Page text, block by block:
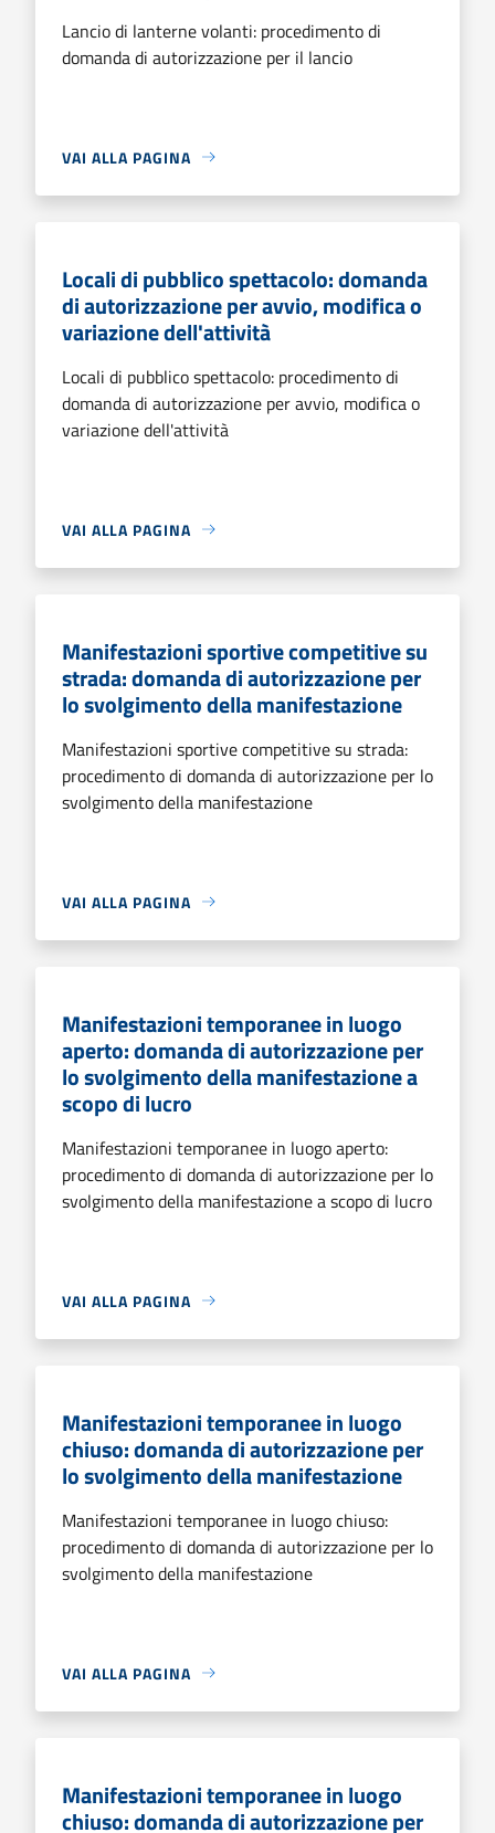
Lancio di lanterne volanti: procedimento di
domanda di autorizzazione per il lancio
VAI ALLA PAGINA
Locali di pubblico spettacolo: domanda
di autorizzazione per avvio, modifica o
variazione dell'attività
Locali di pubblico spettacolo: procedimento di
domanda di autorizzazione per avvio, modifica o
variazione dell'attività
VAI ALLA PAGINA
Manifestazioni sportive competitive su
strada: domanda di autorizzazione per
lo svolgimento della manifestazione
Manifestazioni sportive competitive su strada:
procedimento di domanda di autorizzazione per lo
svolgimento della manifestazione
VAI ALLA PAGINA
Manifestazioni temporanee in luogo
aperto: domanda di autorizzazione per
lo svolgimento della manifestazione a
scopo di lucro
Manifestazioni temporanee in luogo aperto:
procedimento di domanda di autorizzazione per lo
svolgimento della manifestazione a scopo di lucro
VAI ALLA PAGINA
Manifestazioni temporanee in luogo
chiuso: domanda di autorizzazione per
lo svolgimento della manifestazione
Manifestazioni temporanee in luogo chiuso:
procedimento di domanda di autorizzazione per lo
svolgimento della manifestazione
VAI ALLA PAGINA
Manifestazioni temporanee in luogo
chiuso: domanda di autorizzazione per